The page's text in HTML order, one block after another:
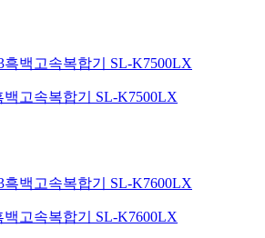
고속복합기 SL-K7500LX
고속복합기 SL-K7600LX